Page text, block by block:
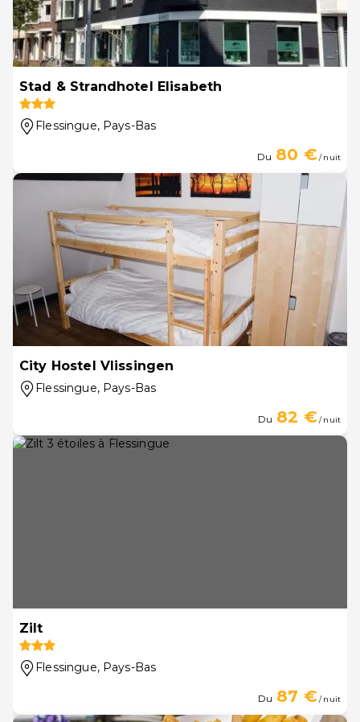
Stad & Strandhotel Elisabeth
Flessingue, Pays-Bas
Du 80 €/ nuit
City Hostel Vlissingen
Flessingue, Pays-Bas
Du 82 €/ nuit
Zilt
Flessingue, Pays-Bas
Du 87 €/ nuit